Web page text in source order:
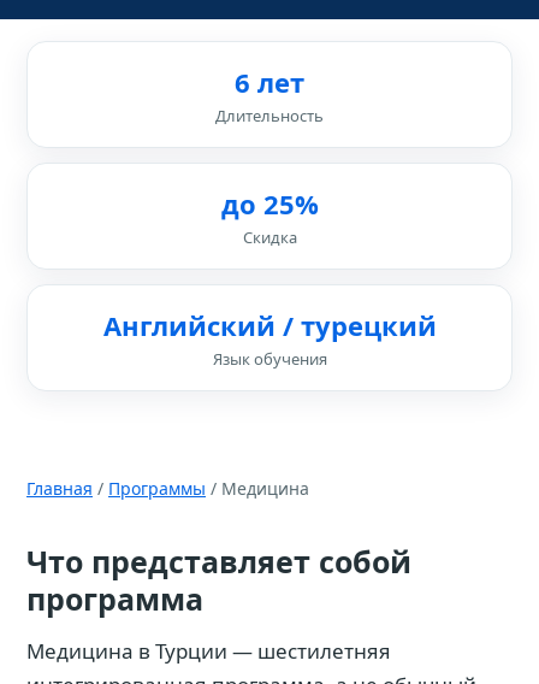
6 лет
Длительность
до 25%
Скидка
Английский / турецкий
Язык обучения
Главная / Программы / Медицина
Что представляет собой
программа
Медицина в Турции — шестилетняя